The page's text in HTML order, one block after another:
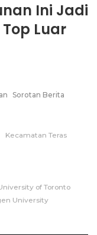
Ini Jadi
Luar
Sorotan Berita
Kecamatan Teras
of Toronto
University